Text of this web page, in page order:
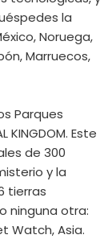
la
Noruega,
Marruecos,
Parques
Este
de 300
y la
tierras
ninguna otra:
Watch, Asia.